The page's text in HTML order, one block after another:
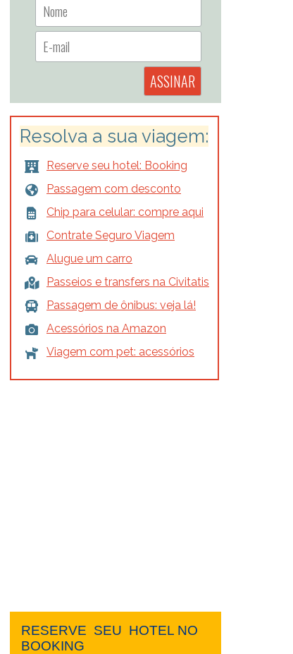
Resolva a sua viagem:
Reserve seu hotel: Booking
Passagem com desconto
Chip para celular: compre aqui
Contrate Seguro Viagem
Alugue um carro
Passeios e transfers na Civitatis
Passagem de ônibus: veja lá!
Acessórios na Amazon
Viagem com pet: acessórios
RESERVE ​ ​SEU ​ ​HOTEL NO ​ ​
BOOKING